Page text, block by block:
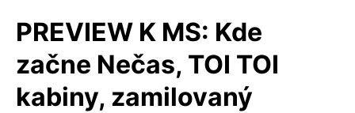
PREVIEW K MS: Kde
začne Nečas, TOI TOI
kabiny, zamilovaný